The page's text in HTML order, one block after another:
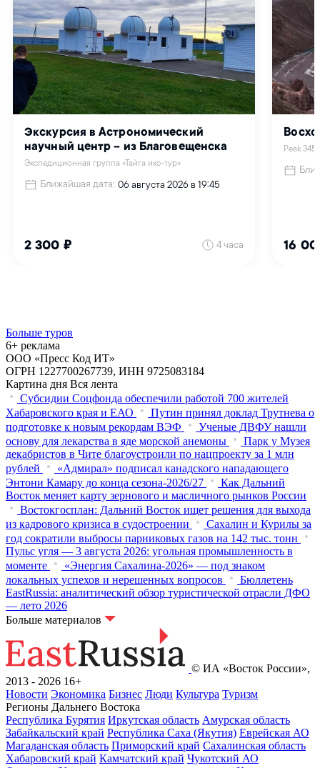
Больше туров
6+ реклама
ООО «Пресс Код ИТ»
ОГРН 1227700267739, ИНН 9725083184
Картина дня Вся лента
Субсидии Соцфонда обеспечили работой 700 жителей
Хабаровского края и ЕАО
Путин принял доклад Трутнева о
подготовке к новым рекордам ВЭФ
Ученые ДВФУ нашли
основу для лекарства в яде морской анемоны
Парк у Музея
декабристов в Чите благоустроили по нацпроекту за 1 млн
рублей
«Адмирал» подписал канадского нападающего
Энтони Камару до конца сезона-2026/27
Как Дальний
Восток меняет карту зернового и масличного рынков России
Востокгосплан: Дальний Восток ищет решения для выхода
из кадрового кризиса в судостроении
Сахалин и Курилы за
год сократили выбросы парниковых газов на 142 тыс. тонн
Пульс угля — 3 августа 2026: угольная промышленность в
моменте
«Энергия Сахалина-2026» — под знаком
локальных успехов и нерешенных вопросов
Бюллетень
EastRussia: аналитический обзор туристической отрасли ДФО
— лето 2026
Больше материалов
© ИА «Восток России»,
2013 - 2026 16+
Новости Экономика Бизнес Люди Культура Туризм
Регионы Дальнего Востока
Республика Бурятия Иркутская область Амурская область
Забайкальский край Республика Саха (Якутия) Еврейская АО
Магаданская область Приморский край Сахалинская область
Хабаровский край Камчатский край Чукотский АО